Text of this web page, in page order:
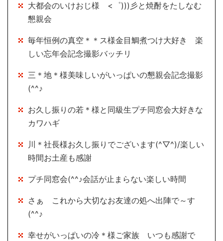
大都会のいけおじ様 <゜)))彡と焼酎をたしなむ
懇親会
毎年恒例の真空＊＊ス様金目鯛煮つけ大好き 楽
しい忘年会記念撮影バッチリ
三＊地＊様美味しいがいっぱいの懇親会記念撮影
(^^♪
お久し振りの若＊様と同級生プチ同窓会大好きな
カワハギ
川＊社長様お久し振りでございます(^▽^)/楽しい
時間お土産も感謝
プチ同窓会(^^♪会話が止まらない楽しい時間
さぁ これから大切なお友達の処へ出陣で～す
(^^♪
幸せがいっぱいの冷＊様ご家族 いつも感謝で